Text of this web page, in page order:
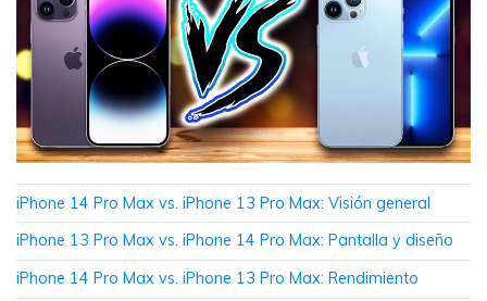
Mutsapper (Alias: Wutsapper)
Transfiere datos de WhatsApp y
WhatsApp Business sin restablecer los
valores de fábrica.
Transfiere datos del teléfono, de
WhatsApp y archivos entre dispositivos
iPhone 14 Pro Max vs. iPhone 13 Pro Max: Visión general
iPhone 13 Pro Max vs. iPhone 14 Pro Max: Pantalla y diseño
iPhone 14 Pro Max vs. iPhone 13 Pro Max: Rendimiento